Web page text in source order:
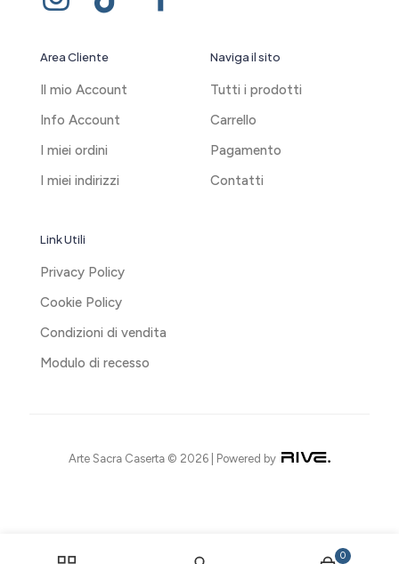
Area Cliente
Il mio Account
Info Account
I miei ordini
I miei indirizzi
Naviga il sito
Tutti i prodotti
Carrello
Pagamento
Contatti
Link Utili
Privacy Policy
Cookie Policy
Condizioni di vendita
Modulo di recesso
Arte Sacra Caserta © 2026 | Powered by
0